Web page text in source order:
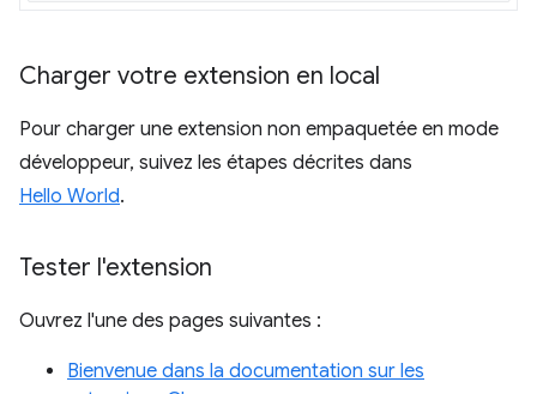
Charger votre extension en local
Pour charger une extension non empaquetée en mode
développeur, suivez les étapes décrites dans
Hello World.
Tester l'extension
Ouvrez l'une des pages suivantes :
Bienvenue dans la documentation sur les